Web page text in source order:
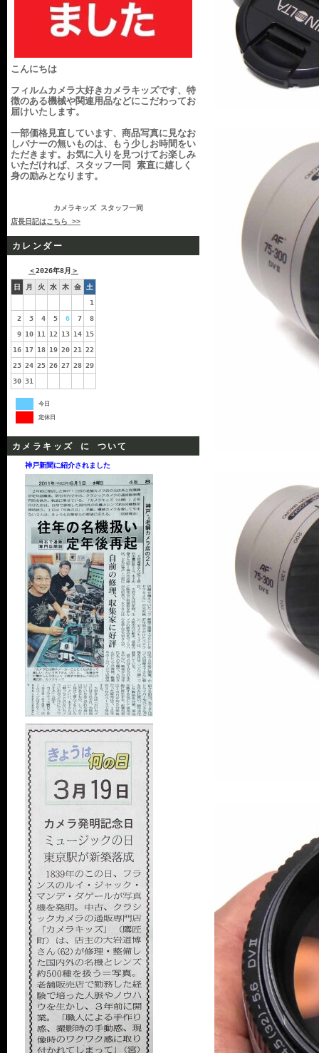
こんにちは
フィルムカメラ大好きカメラキッズです、特
徴のある機械や関連用品などにこだわってお
届けいたします。
一部価格見直しています、商品写真に見なお
しバナーの無いものは、もう少しお時間をい
ただきます。お気に入りを見つけてお楽しみ
いただければ、スタッフ一同 素直に嬉しく
身の励みとなります。
カメラキッズ スタッフ一同
店長日記はこちら >>
カレンダー
＜2026年8月 ＞
日 月 火 水 木 金
土
1
2
3 4 5 6 7
8
9 10 11 12 13 14 15
16 17 18 19 20 21
22
23 24 25 26 27 28 29
30 31
今日
定休日
カメラキッズ に ついて
神戸新聞に紹介されました